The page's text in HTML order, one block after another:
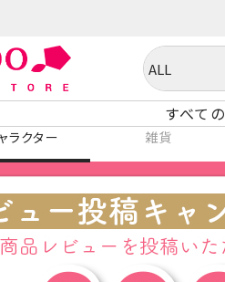
すべて
ラクター 雑貨